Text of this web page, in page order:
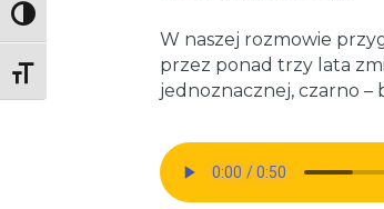
Toggle High Contrast
Toggle Font size
W naszej rozmowie
przez ponad trzy lata
jednoznacznej, czarno –